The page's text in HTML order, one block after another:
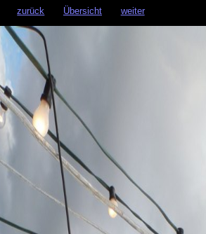
zurück Übersicht weiter